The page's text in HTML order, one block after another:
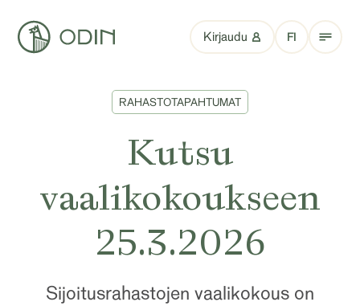
Kirjaudu FI
RAHASTOTAPAHTUMAT
Kutsu
vaalikokoukseen
25.3.2026
Sijoitusrahastojen vaalikokous on